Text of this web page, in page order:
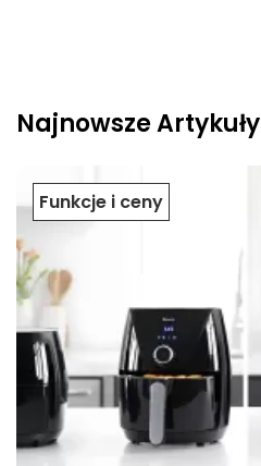
Najnowsze Artykuły
Funkcje i ceny